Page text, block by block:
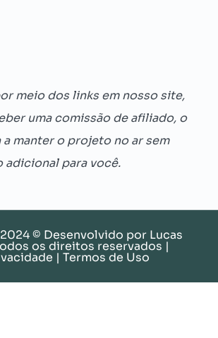
meio dos links em nosso site,
uma comissão de afiliado, o
a manter o projeto no ar sem
adicional para você.
2024 © Desenvolvido por Lucas
os direitos reservados |
| Termos de Uso